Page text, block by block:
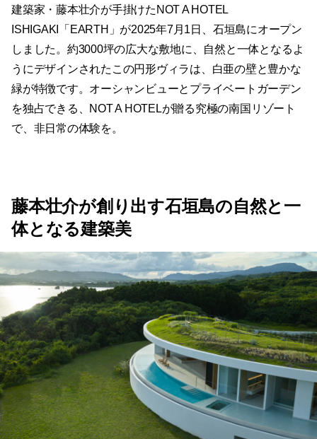
建築家・藤本壮介が手掛けたNOT A HOTEL
ISHIGAKI「EARTH」が2025年7月1日、石垣島にオープン
しました。約3000坪の広大な敷地に、自然と一体となるよ
うにデザインされたこの円形ヴィラは、白亜の壁と豊かな
緑が特徴です。オーシャンビューとプライベートガーデン
を独占できる、NOT A HOTELが贈る究極の南国リゾート
で、非日常の体験を。
藤本壮介が創り出す石垣島の自然と一
体となる建築美